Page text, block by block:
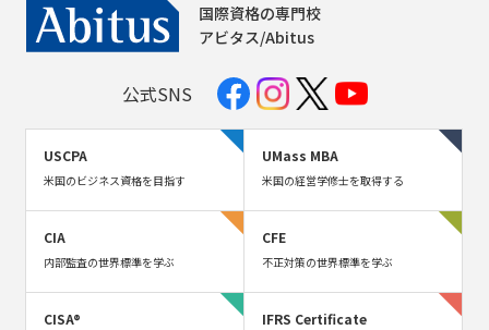
国際資格の専門校
アビタス/Abitus
公式SNS
USCPA
米国のビジネス資格を目指す
UMass MBA
米国の経営学修士を取得する
CIA
内部監査の世界標準を学ぶ
CFE
不正対策の世界標準を学ぶ
CISA® IFRS Certificate